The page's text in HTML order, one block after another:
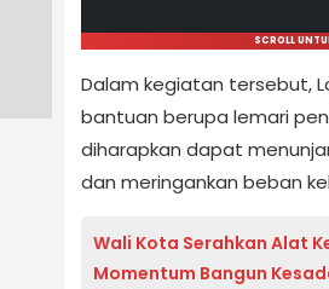
SCROLL
Dalam kegiatan tersebut,
bantuan berupa lemari
diharapkan dapat
dan meringankan beban
Wali Kota Serahkan Alat
Momentum Bangun